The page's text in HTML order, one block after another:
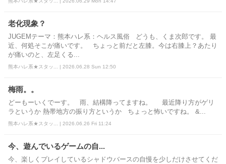
老化現象？
JUGEMテーマ：熊本ハレ系：ヘルス風俗 どうも、くま次郎です。 最
近、何処そこが痛いです。 ちょっと前だと左膝。今は右膝上？あたり
が痛いのと、左足くる...
熊本ハレ系★スタッ... | 2026.06.28 Sun 12:50
梅雨。。
どーもーいくでーす。 雨、結構降ってますね。 最近降り方がゲリ
ラというか 熱帯地方の振り方というか ちょっと怖いですね。 &...
熊本ハレ系★スタッ... | 2026.06.26 Fri 11:24
今、遊んでいるゲームの自...
今、楽しくプレイしているシャドウバースの自慢を少しだけさせてくだ